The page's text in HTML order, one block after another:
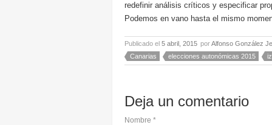
redefinir análisis críticos y especificar
Podemos en vano hasta el mismo
Publicado el 5 abril, 2015 porAlfonso González
Canarias
elecciones autonómicas 2015
Deja un comentario
Nombre *